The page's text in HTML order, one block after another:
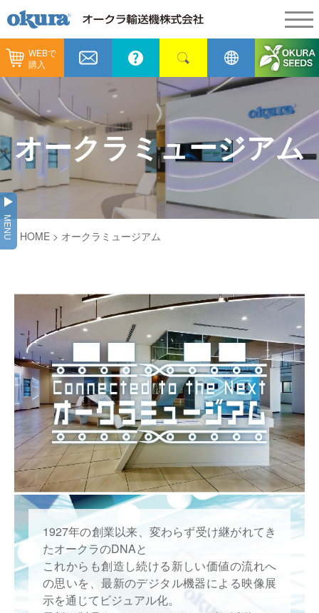
WEBで
購入
製品情報
製品情報
コンベヤ機器
コンベヤ機器を探す
コンベヤ機器の技術情報
GTPシステム
仕分けシステム
ピッキングシステム
保管システム
パレタイズ・デパレタイズシステム
バンニング・デバンニングシステム
バーチカル装置（垂直搬送機）
周辺機器
納入事例
納入事例
全業種
物流
食品
メンテナンス
カタログ／CAD
会社情報
企業理念
会社概要
事業所一覧
オークラグループ
事業紹介
沿革
オークラの取組み
採用情報
オークラミュージアム
新着情報
生産終了品
物流用語集
オークラ育英財団
プライバシーポリシー
サイトポリシー
オークラミュージアム
MENU HOME > オークラミュージアム
1927年の創業以来、変わらず受け継がれてき
たオークラのDNAと
これからも創造し続ける新しい価値の流れへ
の思いを、最新のデジタル機器による映像展
示を通じてビジュアル化。